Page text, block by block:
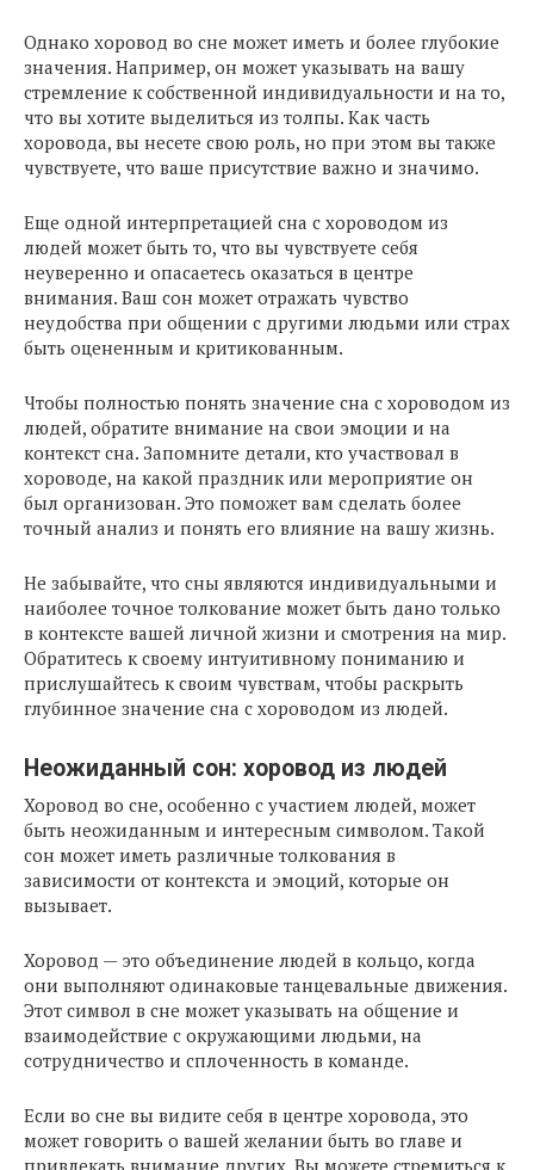
Однако хоровод во сне может иметь и более глубокие
значения. Например, он может указывать на вашу
стремление к собственной индивидуальности и на то,
что вы хотите выделиться из толпы. Как часть
хоровода, вы несете свою роль, но при этом вы также
чувствуете, что ваше присутствие важно и значимо.
Еще одной интерпретацией сна с хороводом из
людей может быть то, что вы чувствуете себя
неуверенно и опасаетесь оказаться в центре
внимания. Ваш сон может отражать чувство
неудобства при общении с другими людьми или страх
быть оцененным и критикованным.
Чтобы полностью понять значение сна с хороводом из
людей, обратите внимание на свои эмоции и на
контекст сна. Запомните детали, кто участвовал в
хороводе, на какой праздник или мероприятие он
был организован. Это поможет вам сделать более
точный анализ и понять его влияние на вашу жизнь.
Не забывайте, что сны являются индивидуальными и
наиболее точное толкование может быть дано только
в контексте вашей личной жизни и смотрения на мир.
Обратитесь к своему интуитивному пониманию и
прислушайтесь к своим чувствам, чтобы раскрыть
глубинное значение сна с хороводом из людей.
Неожиданный сон: хоровод из людей
Хоровод во сне, особенно с участием людей, может
быть неожиданным и интересным символом. Такой
сон может иметь различные толкования в
зависимости от контекста и эмоций, которые он
вызывает.
Хоровод — это объединение людей в кольцо, когда
они выполняют одинаковые танцевальные движения.
Этот символ в сне может указывать на общение и
взаимодействие с окружающими людьми, на
сотрудничество и сплоченность в команде.
Если во сне вы видите себя в центре хоровода, это
может говорить о вашей желании быть во главе и
привлекать внимание других. Вы можете стремиться к